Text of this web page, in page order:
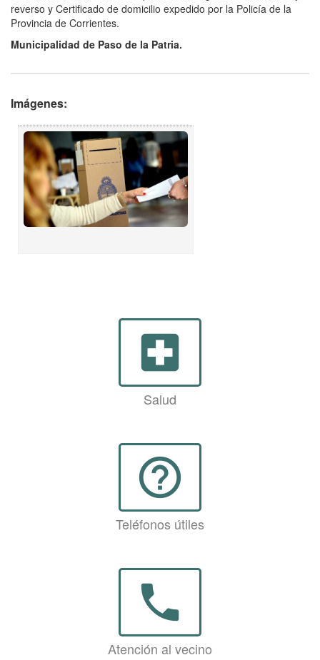
reverso y Certificado de domicilio expedido por la Policía de la
Provincia de Corrientes.
Municipalidad de Paso de la Patria.
Imágenes:
local_hospital
Salud
help_outline
Teléfonos útiles
phone
Atención al vecino